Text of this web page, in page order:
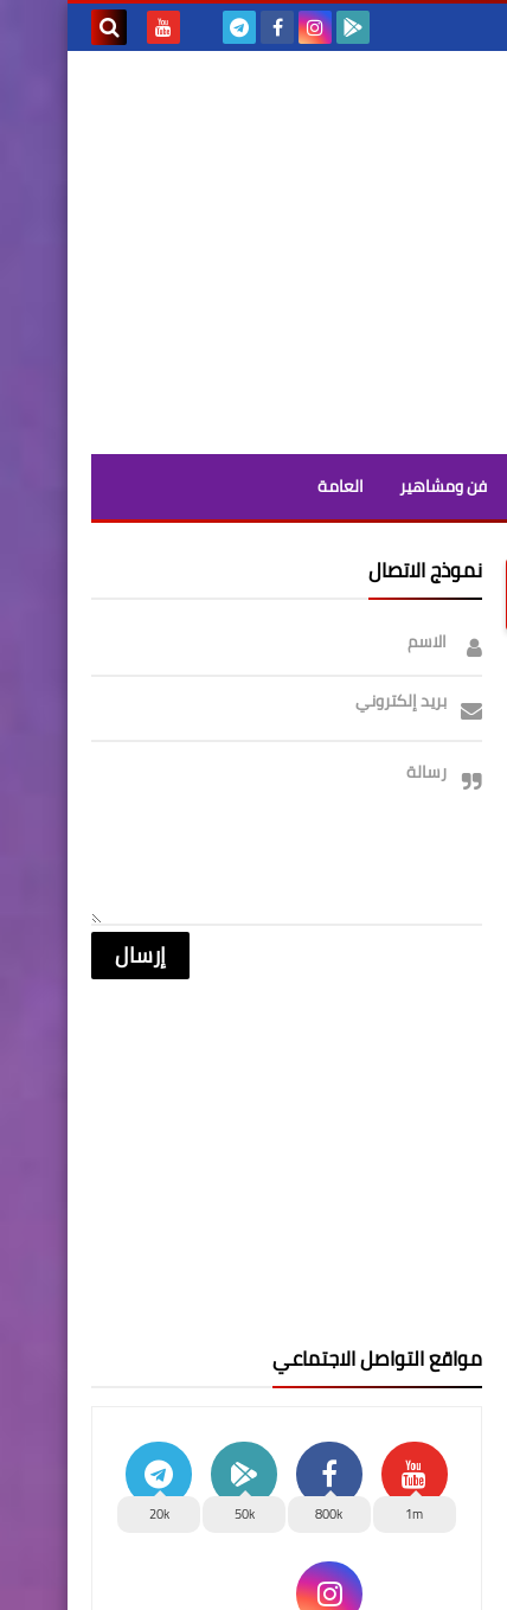
فن ومشاهير العامة
نموذج الاتصال
الاسم
بريد إلكتروني
رسالة
مواقع التواصل الاجتماعي
1m
800k
50k
20k